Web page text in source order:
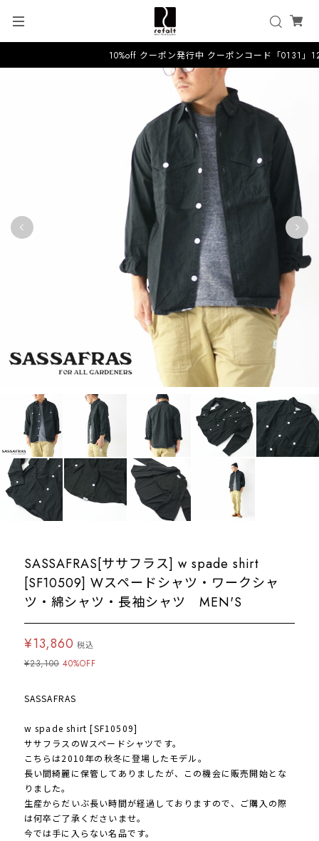
10%off クーポン発行中 クーポンコード「0131」
SASSAFRAS[ササフラス] w spade shirt
[SF10509] Wスペードシャツ・ワークシャ
ツ・綿シャツ・長袖シャツ MEN'S
¥13,860 税込
¥23,100 40%OFF
SASSAFRAS
w spade shirt [SF10509]
ササフラスのWスペードシャツです。
こちらは2010年の秋冬に登場したモデル。
長い間綺麗に保管してありましたが、この機会に販売開始とな
りました。
生産からだいぶ長い時間が経過しておりますので、ご購入の際
は何卒ご了承くださいませ。
今では手に入らない名品です。